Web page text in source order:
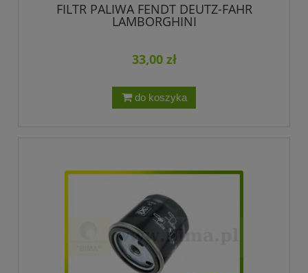
FILTR PALIWA FENDT DEUTZ-FAHR
LAMBORGHINI
33,00 zł
do koszyka